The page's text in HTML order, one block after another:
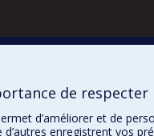
de respecter
d’améliorer et de
d’autres enregistrent vos